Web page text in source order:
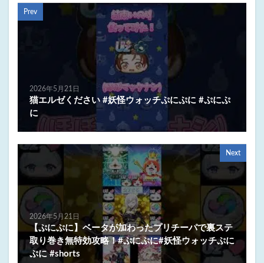
Prev
2026年5月21日
猫エルゼください #妖怪ウォッチぷにぷに #ぷにぷ
に
Next
2026年5月21日
【ぷにぷに】ベータが加わったプリチーパで裏ステ
取り巻き無特効攻略！#ぷにぷに#妖怪ウォッチぷに
ぷに #shorts